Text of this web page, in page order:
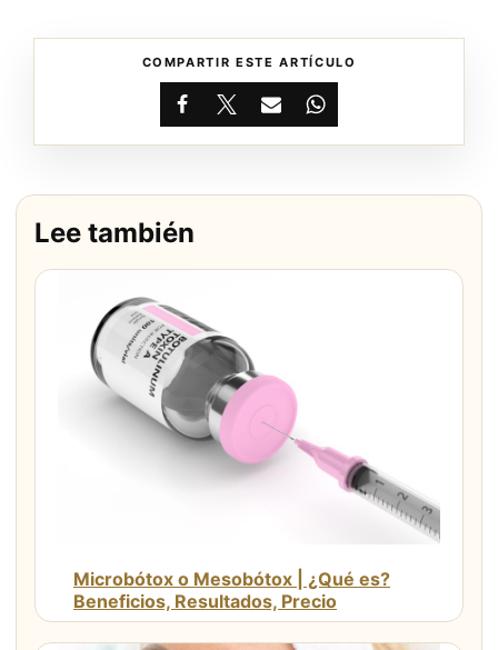
COMPARTIR ESTE ARTÍCULO
Facebook
X EmailWhatsApp
Lee también
Microbótox o Mesobótox | ¿Qué es?
Beneficios, Resultados, Precio